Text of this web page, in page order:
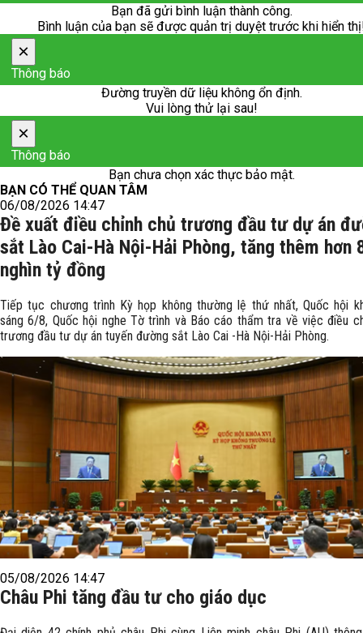
Bạn đã gửi bình luận thành công.
Bình luận của bạn sẽ được quản trị duyệt trước khi hiển
×
Thông báo
Đường truyền dữ liệu không ổn định.
Vui lòng thử lại sau!
×
Thông báo
Bạn chưa chọn xác thực bảo mật.
BẠN CÓ THỂ QUAN TÂM
06/08/2026 14:47
Đề xuất điều chỉnh chủ trương đầu tư dự án
sắt Lào Cai-Hà Nội-Hải Phòng, tăng thêm hơn
nghìn tỷ đồng
Tiếp tục chương trình Kỳ họp không thường lệ thứ nhất, Quốc hội
sáng 6/8, Quốc hội nghe Tờ trình và Báo cáo thẩm tra về việc điều
trương đầu tư dự án tuyến đường sắt Lào Cai -Hà Nội-Hải Phòng.
05/08/2026 14:47
Châu Phi tăng đầu tư cho giáo dục